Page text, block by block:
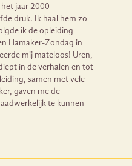
jaar 2000
druk. Ik haal hem zo
ik de opleiding
Hamaker-Zondag in
mij mateloos! Uren,
in de verhalen en tot
samen met vele
gaven me de
te kunnen